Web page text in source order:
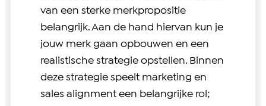
van een sterke merkpropositie
belangrijk. Aan de hand hiervan kun je
jouw merk gaan opbouwen en een
realistische strategie opstellen. Binnen
deze strategie speelt marketing en
sales alignment een belangrijke rol;